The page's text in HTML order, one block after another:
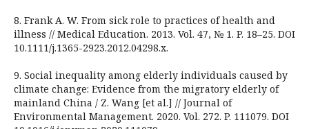
8. Frank A. W. From sick role to practices of health and
illness // Medical Education. 2013. Vol. 47, № 1. P. 18–25. DOI
10.1111/j.1365-2923.2012.04298.x.
9. Social inequality among elderly individuals caused by
climate change: Evidence from the migratory elderly of
mainland China / Z. Wang [et al.] // Journal of
Environmental Management. 2020. Vol. 272. P. 111079. DOI